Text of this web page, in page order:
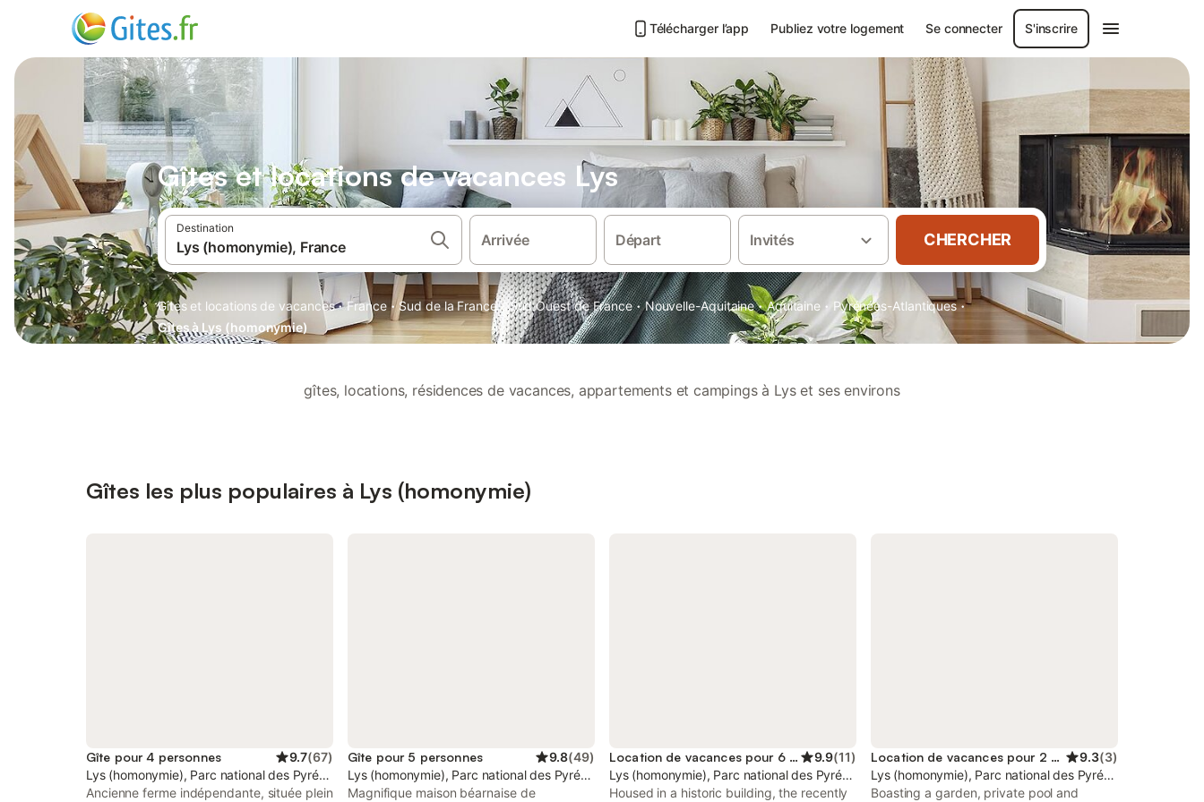
Télécharger l’app Publiez votre logement Se connecter S'inscrire
Gîtes et locations de vacances Lys
Destination
Arrivée Départ Invités CHERCHER
Gîtes et locations de vacances · France · Sud de la France · Sud Ouest de France · Nouvelle-Aquitaine · Aquitaine · Pyrénées-Atlantiques ·
Gîtes à Lys (homonymie)
gîtes, locations, résidences de vacances, appartements et campings à Lys et ses environs
Gîtes les plus populaires à Lys (homonymie)
Gîte pour 4 personnes 9.7(67)
Lys (homonymie), Parc national des Pyrénées
Ancienne ferme indépendante, située plein
Gîte pour 5 personnes 9.8(49)
Lys (homonymie), Parc national des Pyrénées
Magnifique maison béarnaise de
Location de vacances pour 6 personnes 9.9(11)
Lys (homonymie), Parc national des Pyrénées
Housed in a historic building, the recently
Location de vacances pour 2 personnes 9.3(3)
Lys (homonymie), Parc national des Pyrénées
Boasting a garden, private pool and